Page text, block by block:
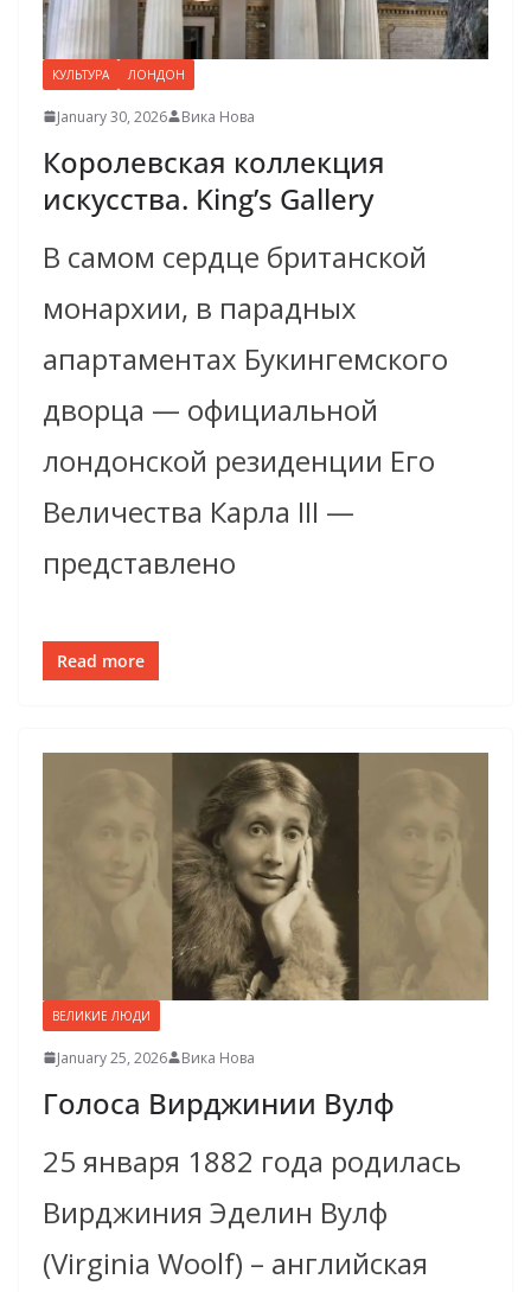
КУЛЬТУРА ЛОНДОН
January 30, 2026 Вика Нова
Королевская коллекция
искусства. King’s Gallery
В самом сердце британской
монархии, в парадных
апартаментах Букингемского
дворца — официальной
лондонской резиденции Его
Величества Карла III —
представлено
Read more
ВЕЛИКИЕ ЛЮДИ
January 25, 2026 Вика Нова
Голоса Вирджинии Вулф
25 января 1882 года родилась
Вирджи­ния­ Эделин Вулф
(Virginia Woolf) – английская